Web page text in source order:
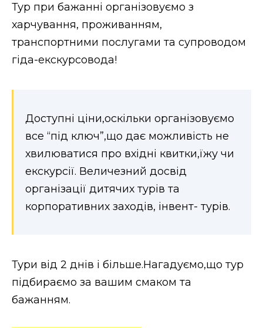
Тур при бажанні організовуємо з
харчування, проживанням,
транспортними послугами та супроводом
гіда-екскурсовода!
Доступні ціни,оскільки організовуємо
все “під ключ”,що дає можливість не
хвилюватися про вхідні квитки,їжу чи
екскурсії. Величезний досвід
організації дитячих турів та
корпоративних заходів, інвент- турів.
Тури від 2 днів і більше.Нагадуємо,що тур
підбираємо за вашим смаком та
бажанням.